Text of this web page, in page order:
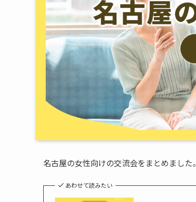
名古屋の女性向けの交流会をまとめました。
あわせて読みたい